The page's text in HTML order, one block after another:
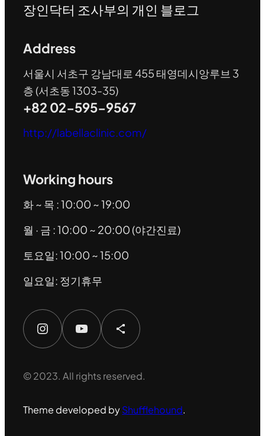
장인닥터 조사부의 개인 블로그
Address
서울시 서초구 강남대로 455 태영데시앙루브 3
층 (서초동 1303-35)
+82 02-595-9567
http://labellaclinic.com/
Working hours
화 ~ 목 : 10:00 ~ 19:00
월 · 금 : 10:00 ~ 20:00 (야간진료)
토요일: 10:00 ~ 15:00
일요일: 정기휴무
Instagram YouTube Share Icon
© 2023. All rights reserved.
Theme developed byShufflehound.